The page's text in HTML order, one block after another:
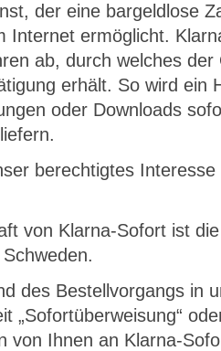
der eine bargeldlose
Internet ermöglicht.
ab, durch welches
erhält. So wird ein
oder Downloads
berechtigtes
von Klarna-Sofort ist
des Bestellvorgangs in
„Sofortüberweisung“
von Ihnen an Klarna-